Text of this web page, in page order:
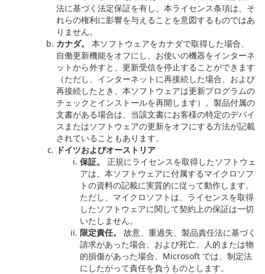
法に基づく法定保証を有し、本ライセンス条項は、そ
れらの権利に影響を与えることを意図するものではあ
りません。
カナダ。
本ソフトウェアをカナダで取得した場合、
自働更新機能をオフにし、お使いの機器をインターネ
ットから外すと、更新受信を停止することができます
（ただし、インターネットに再接続した場合、および
再接続したとき、本ソフトウェアは更新プログラムの
チェックとインストールを再開します）。製品付属の
文書がある場合は、当該文書にお客様の特定のデバイ
スまたはソフトウェアの更新をオフにする方法が記載
されていることもあります。
ドイツおよびオーストリア
保証。
正規にライセンスを取得したソフトウェ
アは、本ソフトウェアに付属するマイクロソフ
トの資料の記載に実質的に従って動作します。
ただし、マイクロソフトは、ライセンスを取得
したソフトウェアに関して契約上の保証は一切
いたしません。
限定責任。
故意、重過失、製品責任法に基づく
請求があった場合、および死亡、人的または物
的損傷があった場合、Microsoft では、制定法
にしたがって責任を負うものとします。